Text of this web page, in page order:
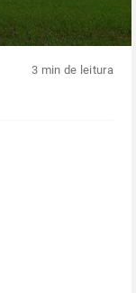
3 min de leitura